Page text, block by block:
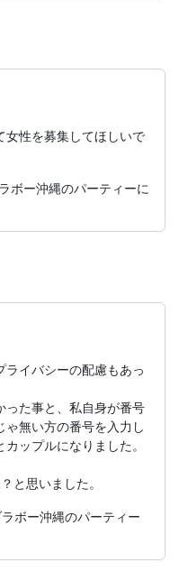
女性を募集してほしいで
ボー沖縄のパーティーに
イバシーの配慮もあっ
った事と、私自身が番号
ゃ無い方の番号を入力し
ップルになりました。
と思いました。
ボー沖縄のパーティー